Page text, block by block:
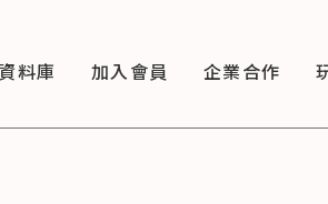
資料庫 加入會員 企業合作